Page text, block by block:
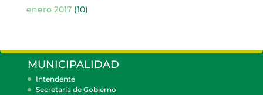
enero 2017(10)
MUNICIPALIDAD
Intendente
Secretaría de Gobierno